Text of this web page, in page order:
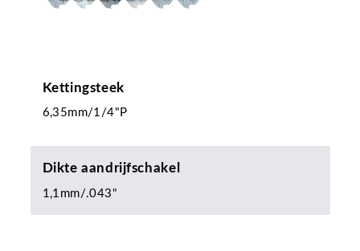
Kettingsteek
6,35mm/1/4"P
Dikte aandrijfschakel
1,1mm/.043"